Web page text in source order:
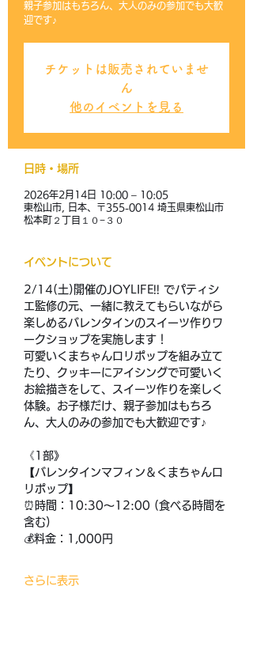
親子参加はもちろん、大人のみの参加でも大歓
迎です♪
チケットは販売されていませ
ん
他のイベントを見る
日時・場所
2026年2月14日 10:00 – 10:05
東松山市, 日本、〒355-0014 埼玉県東松山市
松本町２丁目１０−３０
イベントについて
2/14(土)開催のJOYLIFE!! でパティシ
エ監修の元、一緒に教えてもらいながら
楽しめるバレンタインのスイーツ作りワ
ークショップを実施します！
可愛いくまちゃんロリポップを組み立て
たり、クッキーにアイシングで可愛いく
お絵描きをして、スイーツ作りを楽しく
体験。お子様だけ、親子参加はもちろ
ん、大人のみの参加でも大歓迎です♪
《1部》
【バレンタインマフィン＆くまちゃんロ
リポップ】
⏰時間：10:30〜12:00 (食べる時間を
含む)
💰料金：1,000円
さらに表示